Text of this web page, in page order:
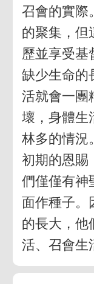
召會的實際
的聚集，但
歷並享受基
缺少生命的
活就會一團
壞，身體生
林多的情況
初期的恩賜
們僅僅有神
面作種子。
的長大，他
活、召會生